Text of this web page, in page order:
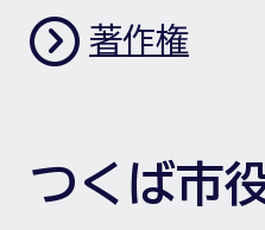
著作権
つくば市